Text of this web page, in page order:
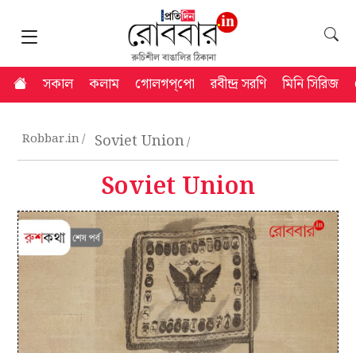
সকাল কলাম গোলগপ্‌পো রবীন্দ্র সরণি মিনি সিরিজ
Robbar.in Soviet Union
Soviet Union